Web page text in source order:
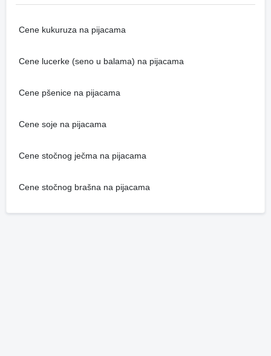
Cene kukuruza na pijacama
Cene lucerke (seno u balama) na pijacama
Cene pšenice na pijacama
Cene soje na pijacama
Cene stočnog ječma na pijacama
Cene stočnog brašna na pijacama